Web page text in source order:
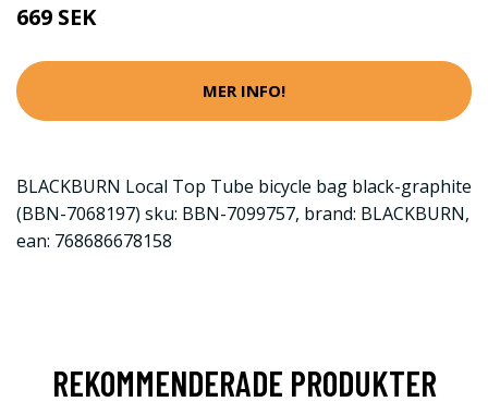
669 SEK
MER INFO!
BLACKBURN Local Top Tube bicycle bag black-graphite
(BBN-7068197) sku: BBN-7099757, brand: BLACKBURN,
ean: 768686678158
REKOMMENDERADE PRODUKTER